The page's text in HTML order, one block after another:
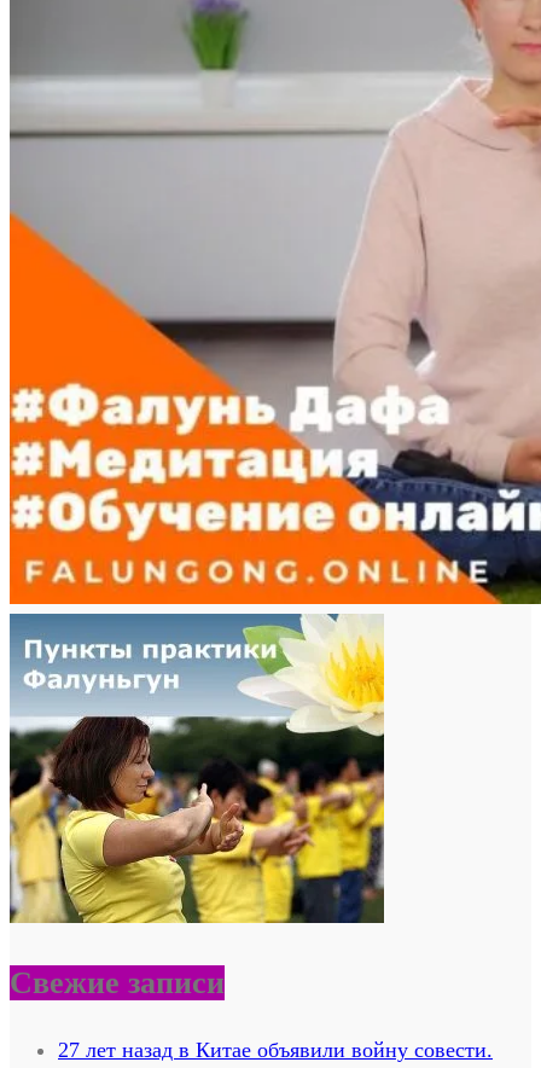
Свежие записи
27 лет назад в Китае объявили войну совести.